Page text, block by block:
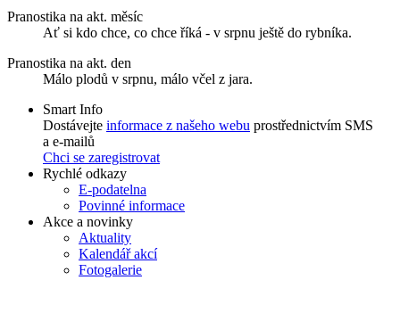
Pranostika na akt. měsíc
Ať si kdo chce, co chce říká - v srpnu ještě do rybníka.
Pranostika na akt. den
Málo plodů v srpnu, málo včel z jara.
Smart Info
Dostávejte informace z našeho webu prostřednictvím SMS
a e-mailů
Chci se zaregistrovat
Rychlé odkazy
E-podatelna
Povinné informace
Akce a novinky
Aktuality
Kalendář akcí
Fotogalerie